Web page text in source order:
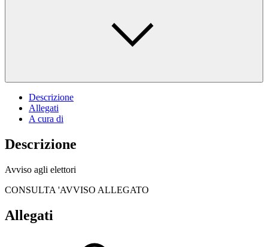
Descrizione
Allegati
A cura di
Descrizione
Avviso agli elettori
CONSULTA 'AVVISO ALLEGATO
Allegati